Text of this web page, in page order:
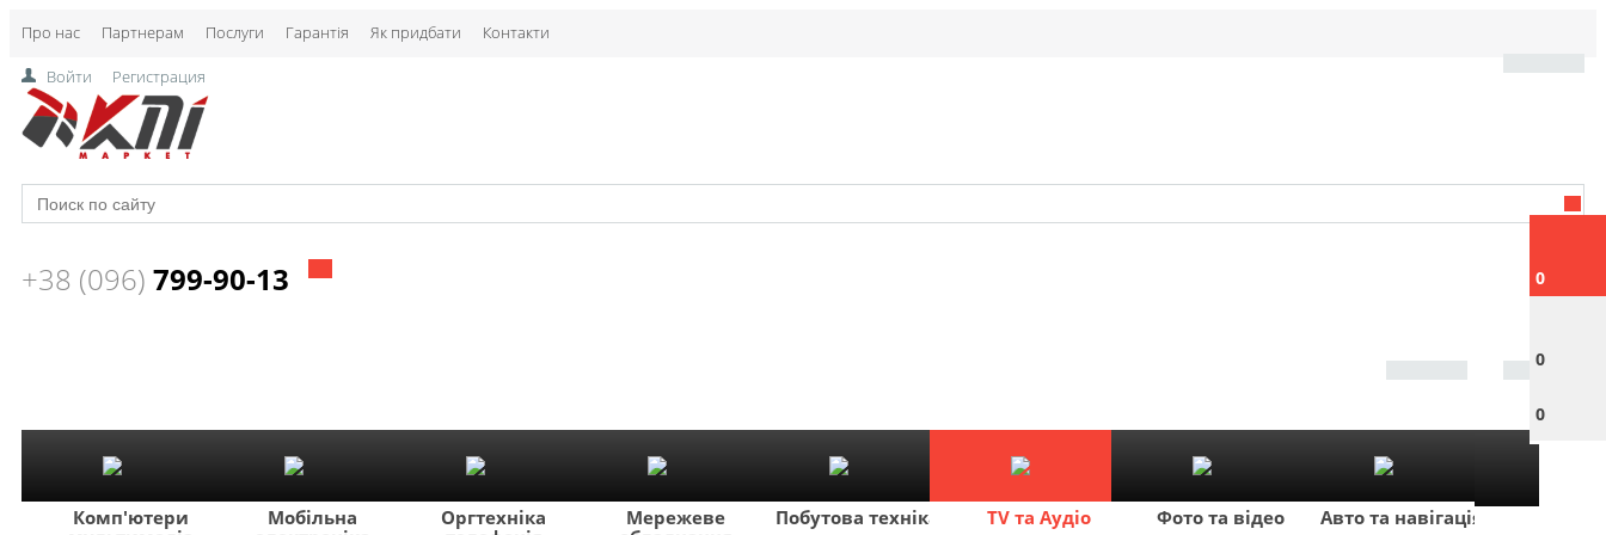
Про нас Партнерам Послуги Гарантія Як придбати Контакти
0
0
0
Войти Регистрация
+38 (096) 799-90-13
Комп'ютери
Мобільна
Оргтехніка
Мережеве
Побутова техніка TV та Аудіо Фото та відео Авто та навігація